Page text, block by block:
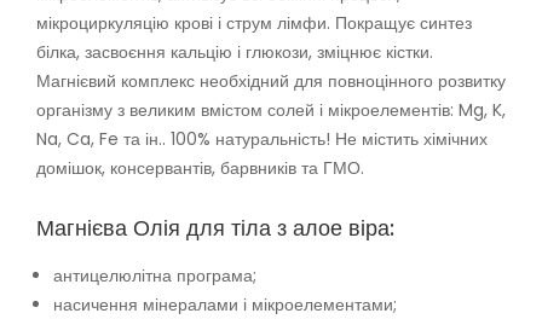
мікроциркуляцію крові і струм лімфи. Покращує синтез
білка, засвоєння кальцію і глюкози, зміцнює кістки.
Магнієвий комплекс необхідний для повноцінного розвитку
організму з великим вмістом солей і мікроелементів: Mg, K,
Na, Ca, Fe та ін.. 100% натуральність! Не містить хімічних
домішок, консервантів, барвників та ГМО.
Магнієва Олія для тіла з алое віра:
антицелюлітна програма;
насичення мінералами і мікроелементами;